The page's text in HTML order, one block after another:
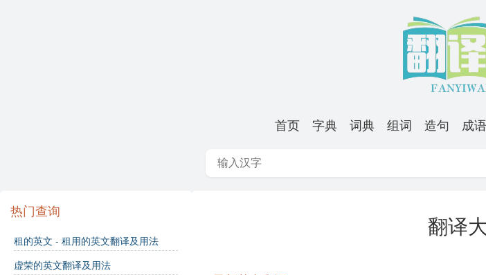
首页 字典 词典 组词 造句 成语
热门查询
租的英文 - 租用的英文翻译及用法
虚荣的英文翻译及用法
翻译